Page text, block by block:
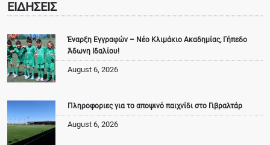
ΕΙΔΗΣΕΙΣ
Έναρξη Εγγραφών – Νέο Κλιμάκιο Ακαδημίας, Γήπεδο
Άδωνη Ιδαλίου!
August 6, 2026
Πληροφοριες για το αποψινό παιχνίδι στο Γιβραλτάρ
August 6, 2026